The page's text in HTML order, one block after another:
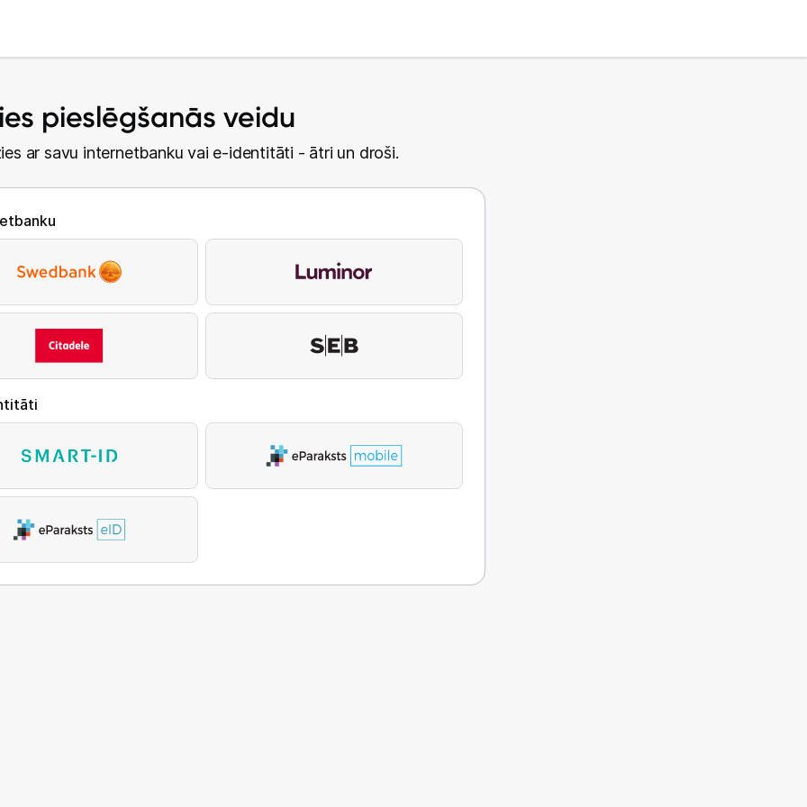
pieslēgšanās veidu
ar savu internetbanku vai e-identitāti - ātri un droši.